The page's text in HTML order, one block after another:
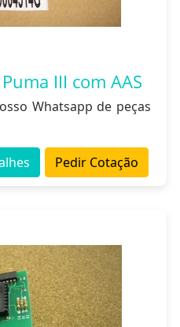
III com AAS
Whatsapp de peças
Pedir Cotação